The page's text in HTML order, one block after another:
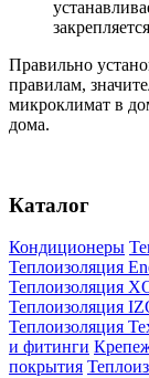
Правильно
правилам,
микроклимат в
дома.
Каталог
Кондиционеры
Теплоизоляция
Теплоизоляция
Теплоизоляция
Теплоизоляция
и фитинги
покрытия